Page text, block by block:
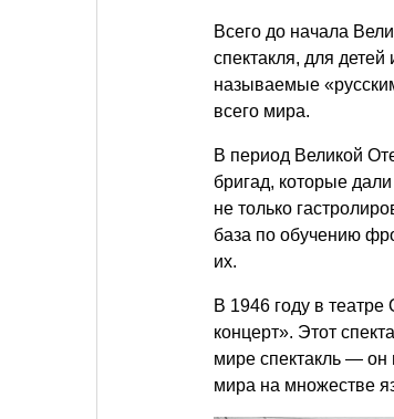
Всего до начала
спектакля, для
называемые
всего мира.
В период Великой
бригад, которые
не только
база по обучению
их.
В 1946 году в
концерт». Этот
мире спектакль —
мира на множестве